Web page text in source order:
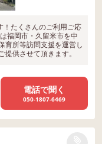
たくさんのご利用ご応
福岡市・久留米市を中
育所等訪問支援を運営し
供させて頂きます。
電話で聞く
050-1807-6469